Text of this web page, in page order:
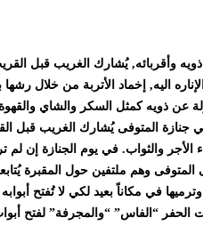
وأقربائه, يُشارك الغريب قبل
اليه, إخماد الأتربة من خلال رشها
عن ذويه كمثل السكر والشاي والقهوة
.في جنازة المتوفى يُشارك الغريب
الأجر والثواب. في يوم الجنازة
المتوفى وهم ملتفين حول المقبرة
وترميها في مكاناً بعيد لكي لا تُفتح